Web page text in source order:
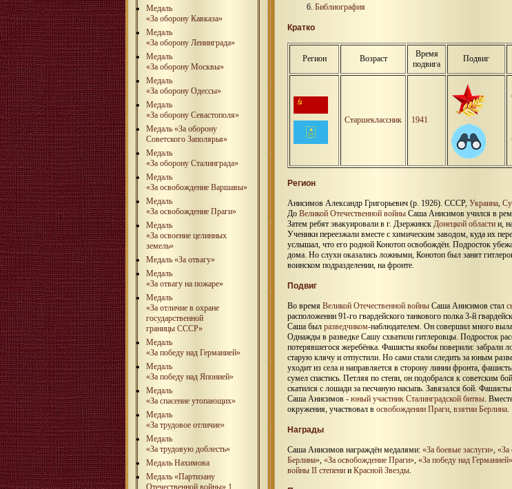
Медаль
«За оборону Кавказа»
Медаль
«За оборону Ленинграда»
Медаль
«За оборону Москвы»
Медаль
«За оборону Одессы»
Медаль
«За оборону Севастополя»
Медаль «За оборону
Советского Заполярья»
Медаль
«За оборону Сталинграда»
Медаль
«За освобождение Варшавы»
Медаль
«За освобождение Праги»
Медаль
«За освоение целинных
земель»
Медаль «За отвагу»
Медаль
«За отвагу на пожаре»
Медаль
«За отличие в охране
государственной
границы СССР»
Медаль
«За победу над Германией»
Медаль
«За победу над Японией»
Медаль
«За спасение утопающих»
Медаль
«За трудовое отличие»
Медаль
«За трудовую доблесть»
Медаль Нахимова
Медаль «Партизану
Отечественной войны» 1
Библиография
Кратко
Регион Возраст
Время
подвига
Подвиг
Старшеклассник 1941
Регион
Анисимов Александр Григорьевич (р. 1926). СССР, Украина,
До Великой Отечественной войны Саша Анисимов учился в
Затем ребят эвакуировали в г. Дзержинск Донецкой области и,
Ученики переезжали вместе с химическим заводом, куда их
услышал, что его родной Конотоп освобождён. Подросток
дома. Но слухи оказались ложными, Конотоп был занят
воинском подразделении, на фронте.
Подвиг
Во время Великой Отечественной войны Саша Анисимов стал
расположении 91-го гвардейского танкового полка 3-й
Саша был разведчиком-наблюдателем. Он совершил много
Однажды в разведке Сашу схватили гитлеровцы. Подросток
потерявшегося жеребёнка. Фашисты якобы поверили: забрали
старую клячу и отпустили. Но сами стали следить за юным
уходит из села и направляется в сторону линии фронта,
сумел спастись. Петляя по степи, он подобрался к советским
скатился с лошади за песчаную насыпь. Завязался бой.
Саша Анисимов - юный участник Сталинградской битвы.
окружения, участвовал в освобождении Праги, взятии Берлина.
Награды
Саша Анисимов награждён медалями: «За боевые заслуги», «За
Берлина», «За освобождение Праги», «За победу над Германией»
войны II степени и Красной Звезды.